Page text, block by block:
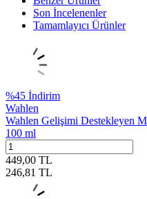
Son İncelenenler
Tamamlayıcı Ürünler
%45 İndirim
Wahlen
Wahlen Gelişimi Destekleyen
100 ml
449,00 TL
246,81 TL